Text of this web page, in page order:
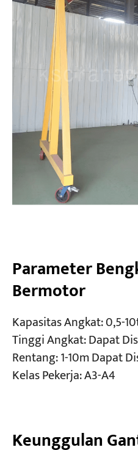
Parameter
Bermotor
Kapasitas Angkat: 0,5-
Tinggi Angkat: Dapat
Rentang: 1-10m Dapat
Kelas Pekerja: A3-A4
Keunggulan